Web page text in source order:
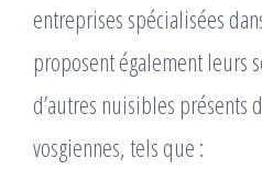
entreprises spécialisées
proposent également leurs
d’autres nuisibles présents
vosgiennes, tels que :